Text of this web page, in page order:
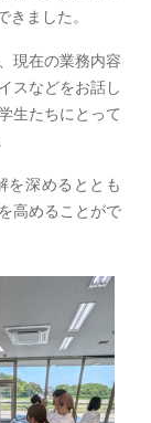
きました。
現在の業務内容
スなどをお話し
生たちにとって
を深めるととも
高めることがで